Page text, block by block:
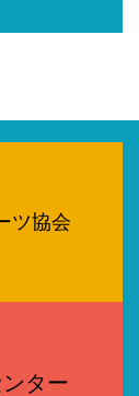
ツ協会
ター